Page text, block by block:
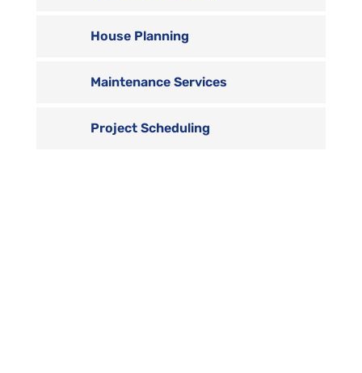
House Planning
Maintenance Services
Project Scheduling